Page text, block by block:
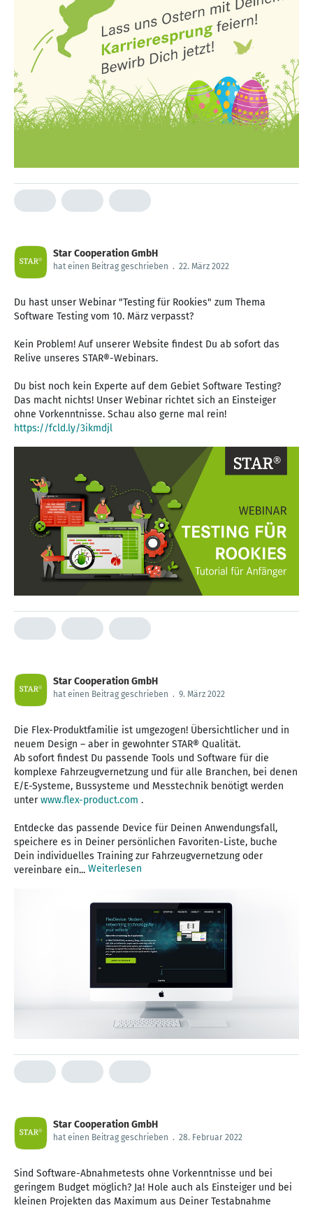
Star Cooperation GmbH
hat einen Beitrag geschrieben . 22. März 2022
Du hast unser Webinar "Testing für Rookies" zum Thema
Software Testing vom 10. März verpasst?
Kein Problem! Auf unserer Website findest Du ab sofort das
Relive unseres STAR®-Webinars.
Du bist noch kein Experte auf dem Gebiet Software Testing?
Das macht nichts! Unser Webinar richtet sich an Einsteiger
ohne Vorkenntnisse. Schau also gerne mal rein!
https://fcld.ly/3ikmdjl
Star Cooperation GmbH
hat einen Beitrag geschrieben . 9. März 2022
Die Flex-Produktfamilie ist umgezogen! Übersichtlicher und in
neuem Design – aber in gewohnter STAR® Qualität.
Ab sofort findest Du passende Tools und Software für die
komplexe Fahrzeugvernetzung und für alle Branchen, bei denen
E/E-Systeme, Bussysteme und Messtechnik benötigt werden
unterwww.flex-product.com .
Entdecke das passende Device für Deinen Anwendungsfall,
speichere es in Deiner persönlichen Favoriten-Liste, buche
Dein individuelles Training zur Fahrzeugvernetzung oder
vereinbare ein... Weiterlesen
Star Cooperation GmbH
hat einen Beitrag geschrieben . 28. Februar 2022
Sind Software-Abnahmetests ohne Vorkenntnisse und bei
geringem Budget möglich? Ja! Hole auch als Einsteiger und bei
kleinen Projekten das Maximum aus Deiner Testabnahme